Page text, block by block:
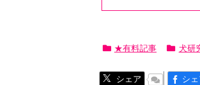
★有料記事 犬研
シェア シ